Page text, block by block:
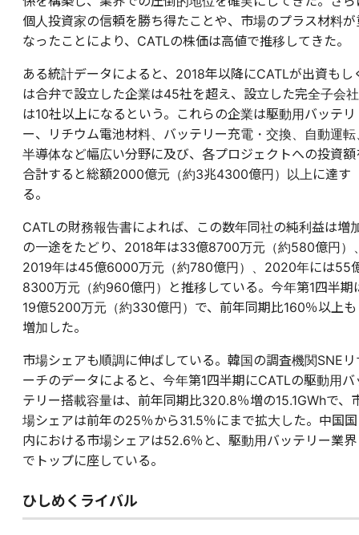
個人投資家の信頼を勝ち得たことや、市場のプラス材料が
なったことにより、CATLの株価は高値で推移してきた。
ある統計データによると、2018年以降にCATLが出資もし
は合弁で設立した企業は45社を超え、設立した完全子会社
は10社以上になるという。これらの企業は駆動用バッテリ
ー、リチウム電池材料、バッテリー充電・交換、自動運転
半導体など幅広い分野に及び、各プロジェクトへの投資額
合計すると総額2000億元（約3兆4300億円）以上に達す
る。
CATLの財務報告書によれば、この数年同社の純利益は増
の一途をたどり、2018年は33億8700万元（約580億円）
2019年は45億6000万元（約780億円）、2020年には55
8300万元（約960億円）と推移している。今年第1四半期
19億5200万元（約330億円）で、前年同期比160％以上も
増加した。
市場シェアも順調に伸ばしている。韓国の調査機関SNEリ
ーチのデータによると、今年第1四半期にCATLの駆動用バ
テリー搭載容量は、前年同期比320.8％増の15.1GWhで、
場シェアは前年の25％から31.5％にまで拡大した。中国国
内における市場シェアは52.6％と、駆動用バッテリー業界
でトップに座している。
ひしめくライバル